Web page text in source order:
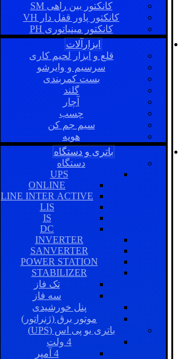
کانکتور بین راهی SM
کانکتور پاور قفل دار VH
کانکتور مینیاتوری PH
ابزارآلات
قلع و ابزار لحیم کاری
سرسیم و وایرشو
بست کمربندی
گلند
آچار
چسب
سیم جم کن
هویه
باتری و دستگاه
دستگاه
UPS
ONLINE
LINE INTER ACTIVE
LIS
IS
DC
INVERTER
SANVERTER
POWER STATION
STABILIZER
تک فاز
سه فاز
پنل خورشیدی
موتور برق (ژنراتور)
باتری یو پی اس (UPS)
4 ولت
4 آمپر